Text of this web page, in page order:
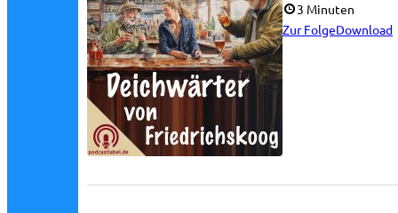
3 Minuten
Zur FolgeDownload